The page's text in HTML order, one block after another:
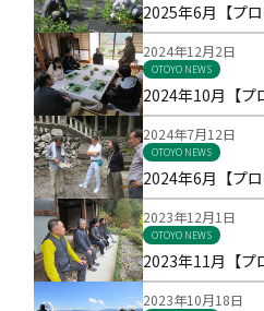
2025年6月【プ
2024年12月2日
OTOYO NEWS
2024年10月【プ
2024年7月12日
OTOYO NEWS
2024年6月【プ
2023年12月1日
OTOYO NEWS
2023年11月【プ
2023年10月18日